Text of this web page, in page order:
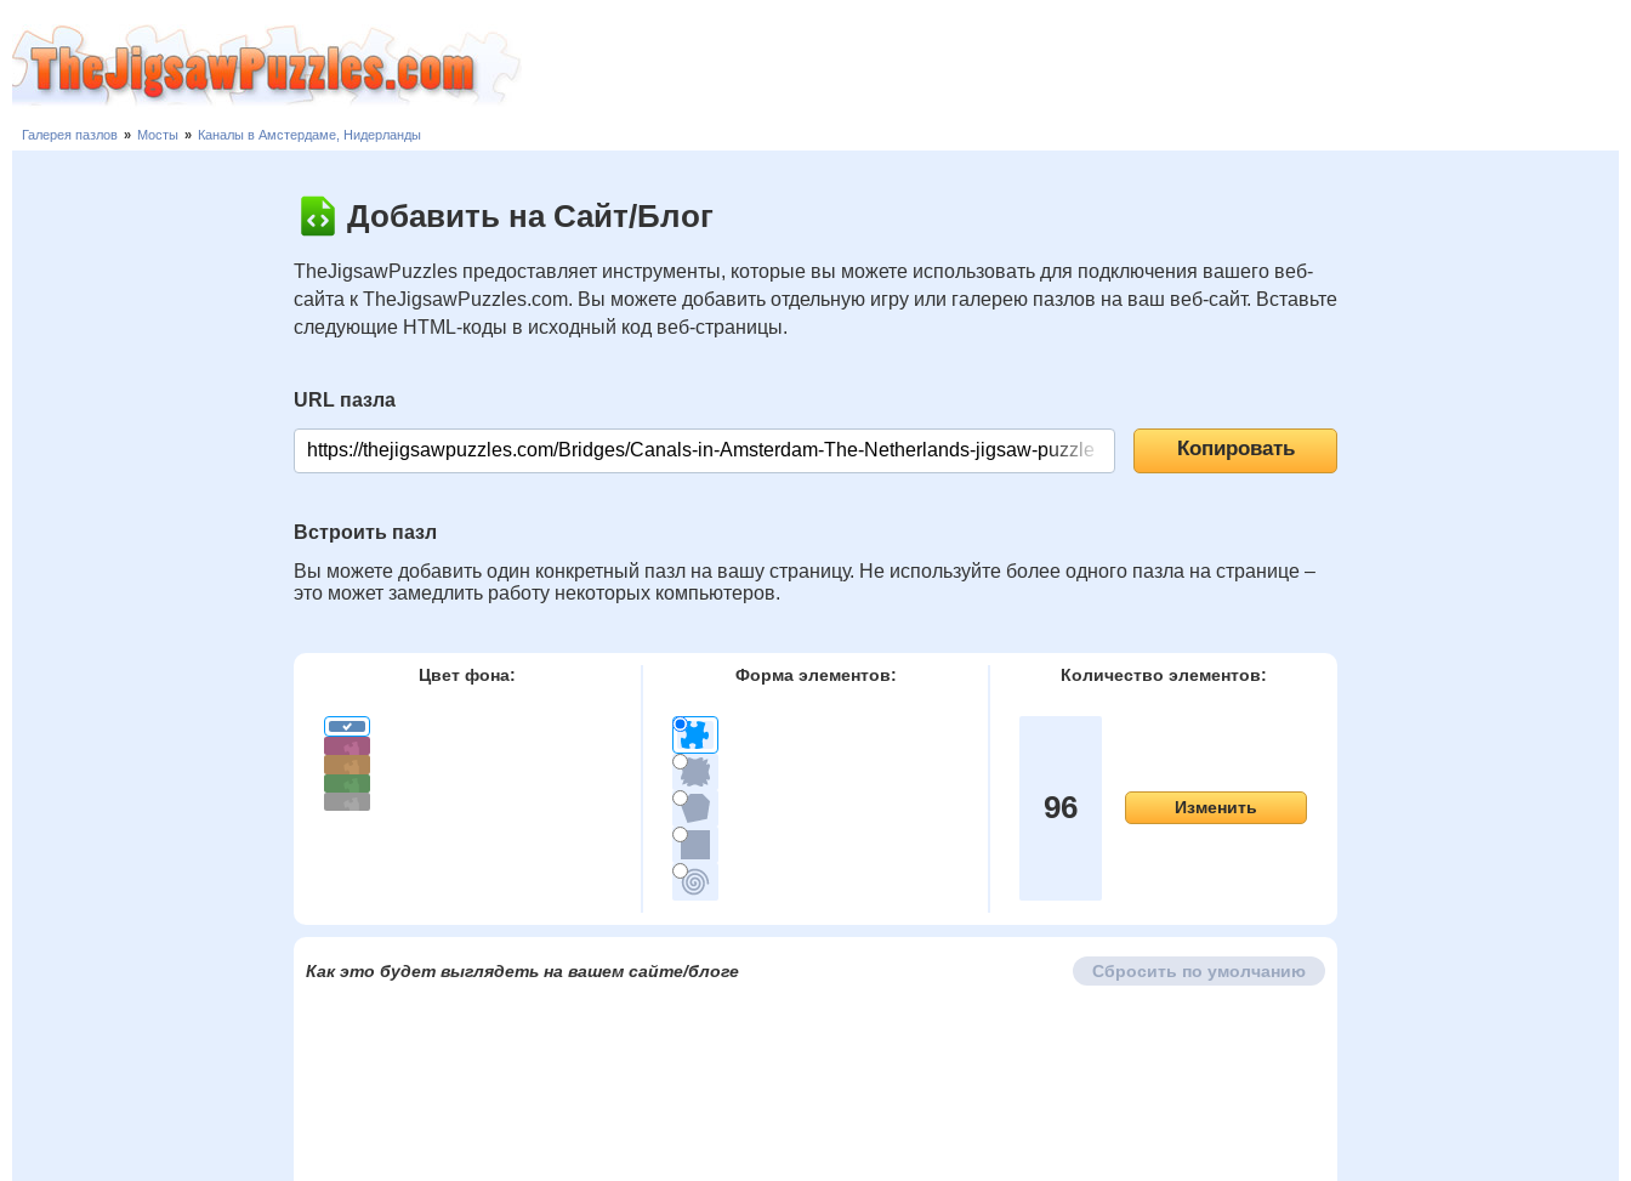
Галерея пазлов » Мосты » Каналы в Амстердаме, Нидерланды
Добавить на Сайт/Блог
TheJigsawPuzzles предоставляет инструменты, которые вы можете использовать для подключения вашего веб-
сайта к TheJigsawPuzzles.com. Вы можете добавить отдельную игру или галерею пазлов на ваш веб-сайт. Вставьте
следующие HTML-коды в исходный код веб-страницы.
URL пазла
Встроить пазл
Вы можете добавить один конкретный пазл на вашу страницу. Не используйте более одного пазла на странице –
это может замедлить работу некоторых компьютеров.
Цвет фона: Форма элементов: Количество элементов:
96 Изменить
Как это будет выглядеть на вашем сайте/блоге Сбросить по умолчанию